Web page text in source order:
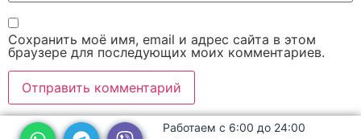
Сохранить моё имя, email и адрес сайта в этом
браузере для последующих моих комментариев.
Работаем с 6:00 до 24:00